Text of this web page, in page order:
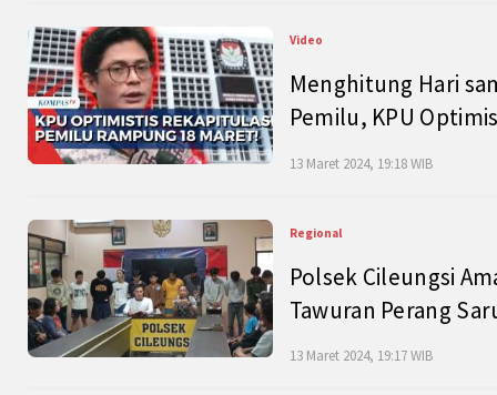
Video
Menghitung Hari
Pemilu, KPU
13 Maret 2024, 19:18 WIB
Regional
Polsek Cileungsi
Tawuran Perang
13 Maret 2024, 19:17 WIB